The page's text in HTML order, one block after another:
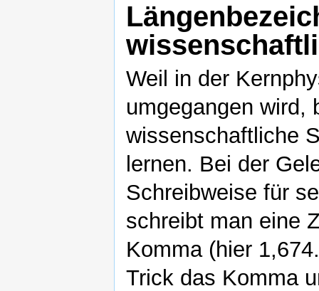
Weil in der
umgegangen wird,
wissenschaftliche
lernen. Bei der
Schreibweise für
schreibt man eine
Komma (hier
Trick das Komma